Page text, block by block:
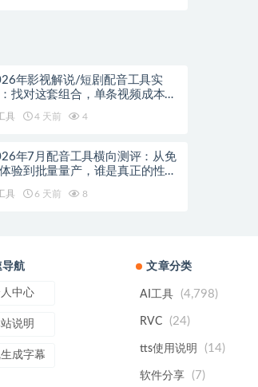
年影视解说/短剧配音工具实
找对这套组合，单条视频成本直
具 4 天前 4
年7月配音工具横向测评：从免
验到批量量产，谁是真正的性价
具 6 天前 8
导航
中心
说明
成字幕
文章分类
AI工具 (4,798)
RVC (24)
tts使用说明 (14)
软件分享 (7)